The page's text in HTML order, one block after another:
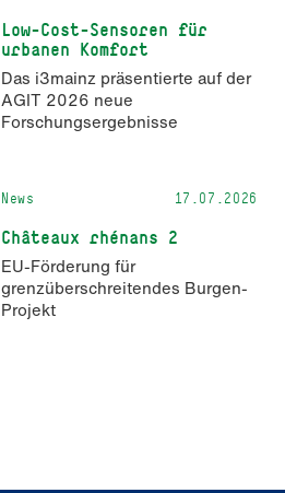
Low-Cost-Sensoren für
urbanen Komfort
Das i3mainz präsentierte auf der
AGIT 2026 neue
Forschungsergebnisse
News 17.07.2026
Châteaux rhénans 2
EU-Förderung für
grenzüberschreitendes Burgen-
Projekt